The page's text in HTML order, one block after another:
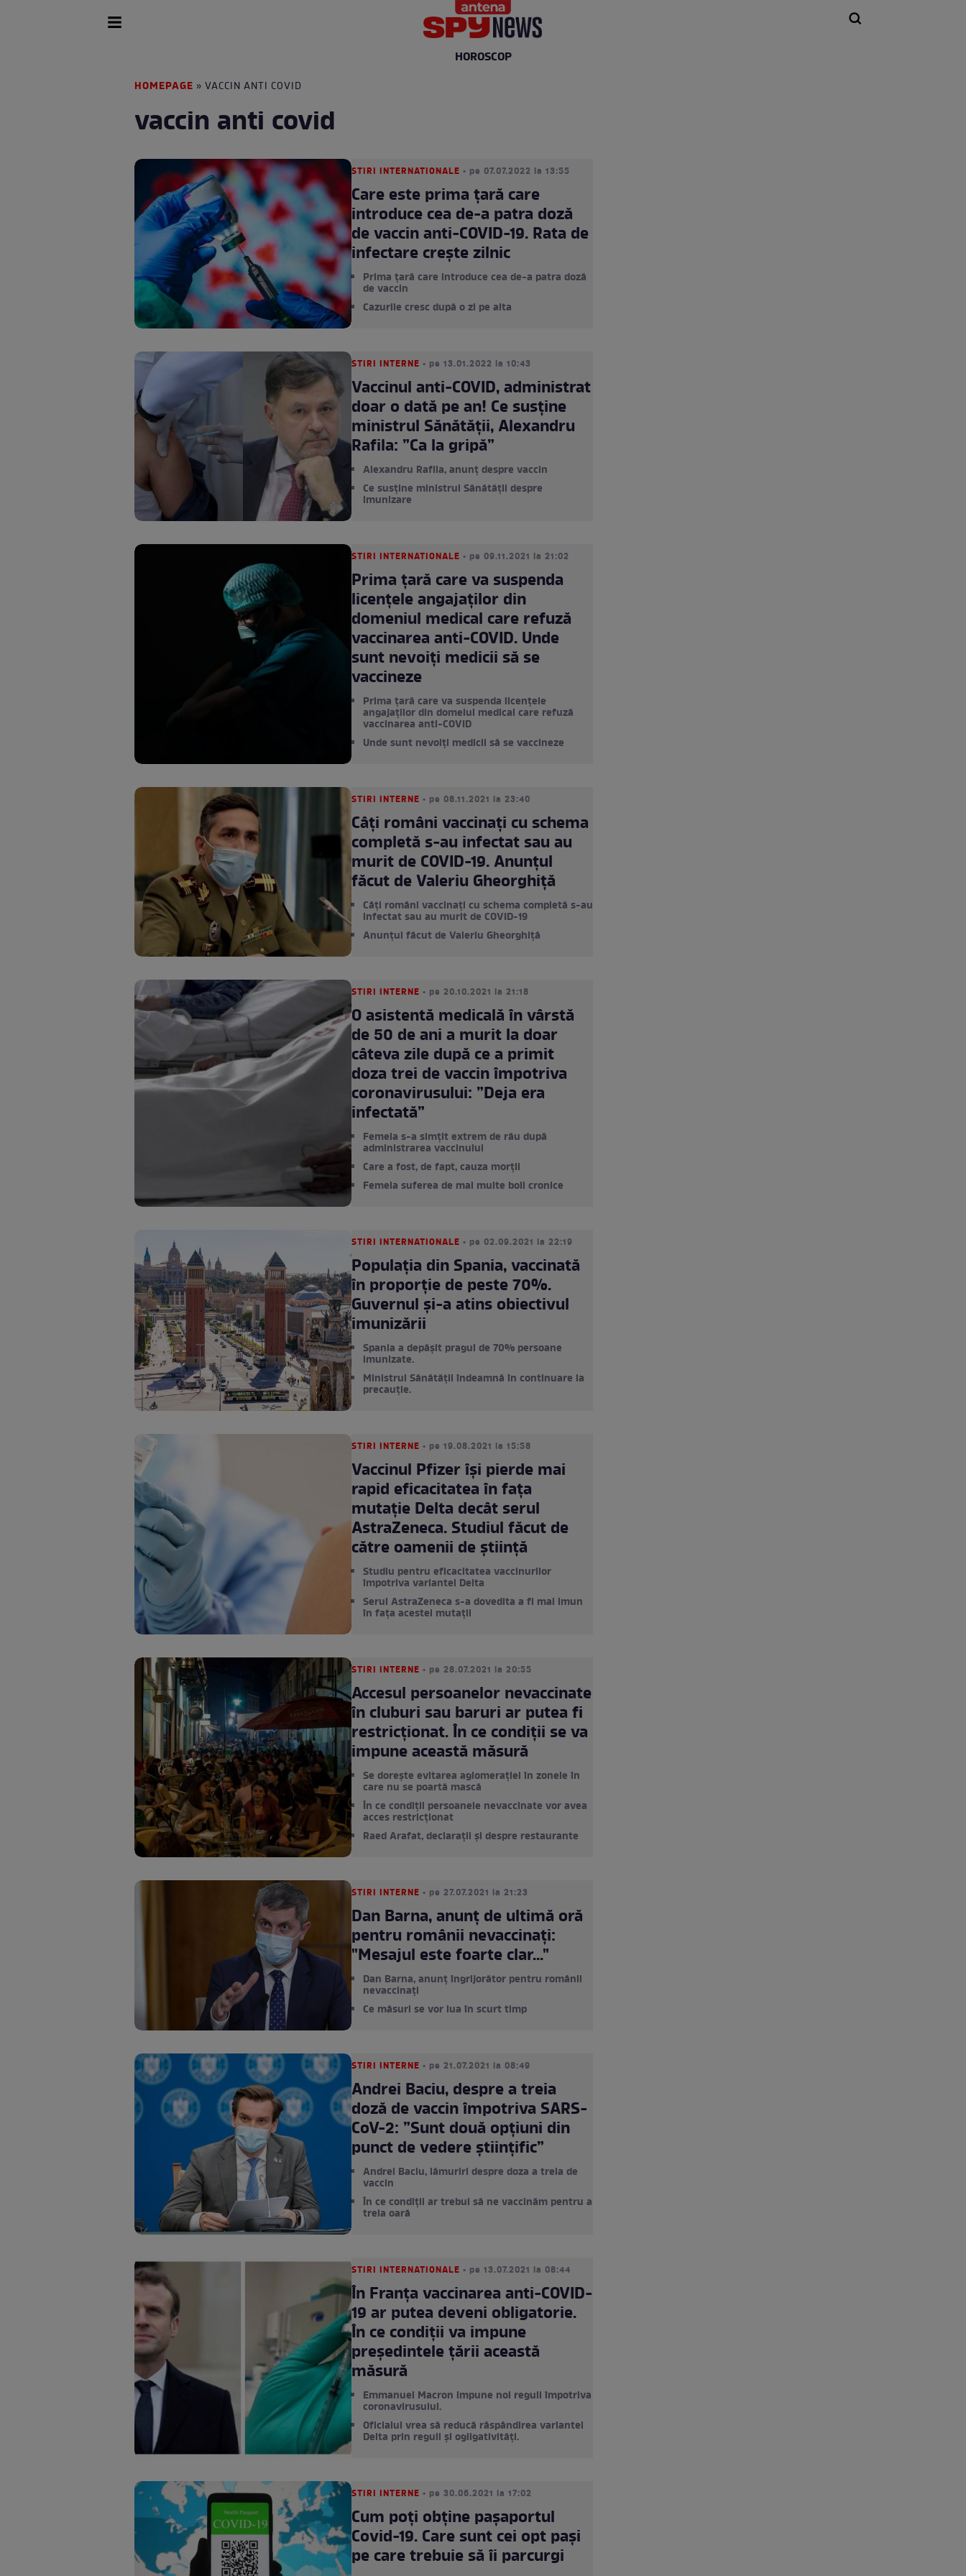
HOROSCOP
HOMEPAGE » VACCIN ANTI COVID
vaccin anti covid
STIRI INTERNATIONALE • pe 07.07.2022 la 13:55
Care este prima țară care
introduce cea de-a patra doză
de vaccin anti-COVID-19. Rata de
infectare crește zilnic
Prima țară care introduce cea de-a patra doză
de vaccin
Cazurile cresc după o zi pe alta
STIRI INTERNE • pe 13.01.2022 la 10:43
Vaccinul anti-COVID, administrat
doar o dată pe an! Ce susține
ministrul Sănătății, Alexandru
Rafila: ”Ca la gripă”
Alexandru Rafila, anunț despre vaccin
Ce susține ministrul Sănătății despre
imunizare
STIRI INTERNATIONALE • pe 09.11.2021 la 21:02
Prima țară care va suspenda
licenţele angajaților din
domeniul medical care refuză
vaccinarea anti-COVID. Unde
sunt nevoiți medicii să se
vaccineze
Prima țară care va suspenda licențele
angajaților din domeiul medical care refuză
vaccinarea anti-COVID
Unde sunt nevoiți medicii să se vaccineze
STIRI INTERNE • pe 08.11.2021 la 23:40
Câți români vaccinați cu schema
completă s-au infectat sau au
murit de COVID-19. Anunțul
făcut de Valeriu Gheorghiță
Câți români vaccinați cu schema completă s-au
infectat sau au murit de COVID-19
Anunțul făcut de Valeriu Gheorghiță
STIRI INTERNE • pe 20.10.2021 la 21:18
O asistentă medicală în vârstă
de 50 de ani a murit la doar
câteva zile după ce a primit
doza trei de vaccin împotriva
coronavirusului: ”Deja era
infectată”
Femeia s-a simțit extrem de rău după
administrarea vaccinului
Care a fost, de fapt, cauza morții
Femeia suferea de mai multe boli cronice
STIRI INTERNATIONALE • pe 02.09.2021 la 22:19
Populația din Spania, vaccinată
în proporție de peste 70%.
Guvernul și-a atins obiectivul
imunizării
Spania a depășit pragul de 70% persoane
imunizate.
Ministrul Sănătății îndeamnă în continuare la
precauție.
STIRI INTERNE • pe 19.08.2021 la 15:58
Vaccinul Pfizer își pierde mai
rapid eficacitatea în fața
mutație Delta decât serul
AstraZeneca. Studiul făcut de
către oamenii de știință
Studiu pentru eficacitatea vaccinurilor
împotriva variantei Delta
Serul AstraZeneca s-a dovedita a fi mai imun
în fața acestei mutații
STIRI INTERNE • pe 28.07.2021 la 20:55
Accesul persoanelor nevaccinate
în cluburi sau baruri ar putea fi
restricționat. În ce condiții se va
impune această măsură
Se dorește evitarea aglomerației în zonele în
care nu se poartă mască
În ce condiții persoanele nevaccinate vor avea
acces restricționat
Raed Arafat, declarații și despre restaurante
STIRI INTERNE • pe 27.07.2021 la 21:23
Dan Barna, anunț de ultimă oră
pentru românii nevaccinați:
"Mesajul este foarte clar..."
Dan Barna, anunț îngrijorător pentru românii
nevaccinați
Ce măsuri se vor lua în scurt timp
STIRI INTERNE • pe 21.07.2021 la 08:49
Andrei Baciu, despre a treia
doză de vaccin împotriva SARS-
CoV-2: ”Sunt două opţiuni din
punct de vedere ştiinţific”
Andrei Baciu, lămuriri despre doza a treia de
vaccin
În ce condiții ar trebui să ne vaccinăm pentru a
treia oară
STIRI INTERNATIONALE • pe 13.07.2021 la 08:44
În Franța vaccinarea anti-COVID-
19 ar putea deveni obligatorie.
În ce condiții va impune
președintele țării această
măsură
Emmanuel Macron impune noi reguli împotriva
coronavirusului.
Oficialul vrea să reducă răspândirea variantei
Delta prin reguli și ogligativități.
STIRI INTERNE • pe 30.06.2021 la 17:02
Cum poți obține pașaportul
Covid-19. Care sunt cei opt pași
pe care trebuie să îi parcurgi